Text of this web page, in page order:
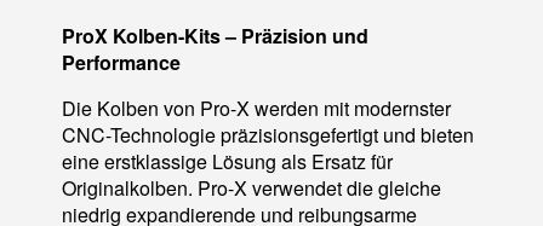
ProX Kolben-Kits – Präzision und
Performance
Die Kolben von Pro-X werden mit modernster
CNC-Technologie präzisionsgefertigt und bieten
eine erstklassige Lösung als Ersatz für
Originalkolben. Pro-X verwendet die gleiche
niedrig expandierende und reibungsarme